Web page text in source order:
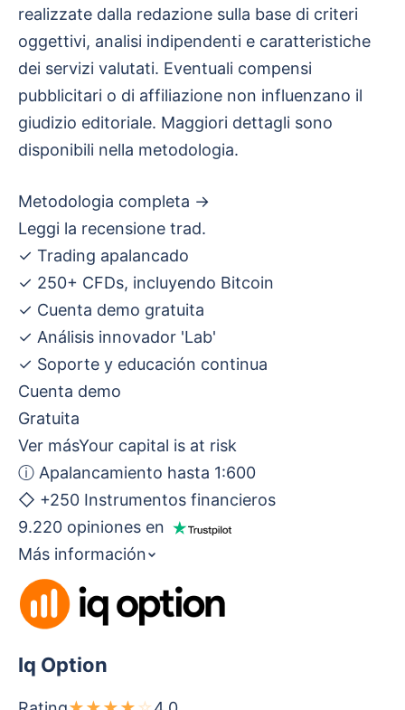
realizzate dalla redazione sulla base di criteri
oggettivi, analisi indipendenti e caratteristiche
dei servizi valutati. Eventuali compensi
pubblicitari o di affiliazione non influenzano il
giudizio editoriale. Maggiori dettagli sono
disponibili nella metodologia.
Metodologia completa →
Leggi la recensione trad.
✓ Trading apalancado
✓ 250+ CFDs, incluyendo Bitcoin
✓ Cuenta demo gratuita
✓ Análisis innovador 'Lab'
✓ Soporte y educación continua
Cuenta demo
Gratuita
Ver másYour capital is at risk
ⓘ Apalancamiento hasta 1:600
◇ +250 Instrumentos financieros
9.220 opiniones en
Más información
Iq Option